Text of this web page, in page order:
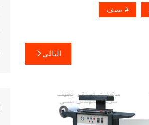
نصف
التالي